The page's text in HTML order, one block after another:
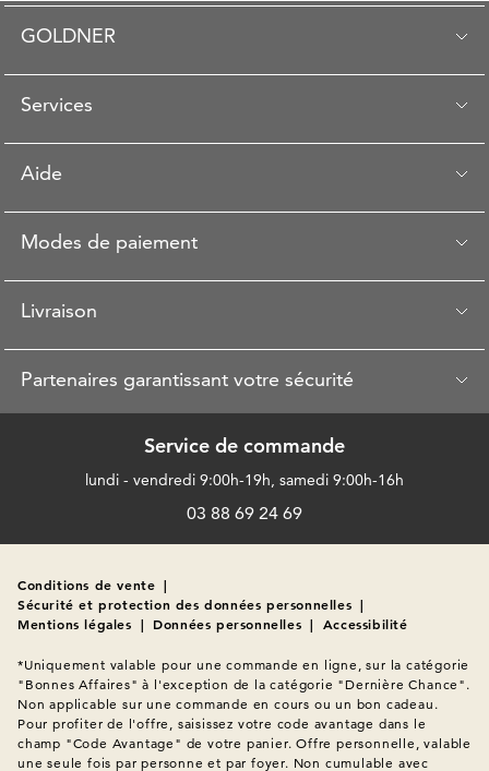
GOLDNER
Services
Aide
Modes de paiement
Livraison
Partenaires garantissant votre sécurité
Service de commande
lundi - vendredi 9:00h-19h, samedi 9:00h-16h
03 88 69 24 69
Conditions de vente |
Sécurité et protection des données personnelles |
Mentions légales | Données personnelles | Accessibilité
*Uniquement valable pour une commande en ligne, sur la catégorie
"Bonnes Affaires" à l'exception de la catégorie "Dernière Chance".
Non applicable sur une commande en cours ou un bon cadeau.
Pour profiter de l'offre, saisissez votre code avantage dans le
champ "Code Avantage" de votre panier. Offre personnelle, valable
une seule fois par personne et par foyer. Non cumulable avec